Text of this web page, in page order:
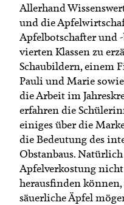
Allerhand
und die
Apfelbotschafter und
vierten Klassen zu
Schaubildern, einem
Pauli und Marie
die Arbeit im
erfahren die
einiges über die
die Bedeutung des
Obstanbaus.
Apfelverkostung
herausfinden können,
säuerliche Äpfel